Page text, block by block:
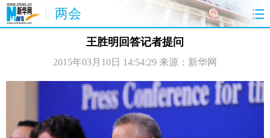
两会
聚焦 最新报道
特稿 授权发布
炫数据 图片 思客
王胜明回答记者提问
2015年03月10日 14:54:29 来源：新华网